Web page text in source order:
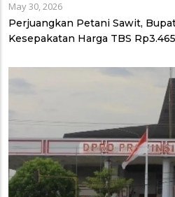
May 30, 2026
Perjuangkan Petani Sawit,
Kesepakatan Harga TBS